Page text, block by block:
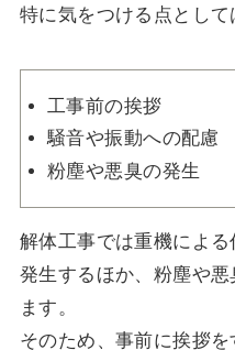
特に気をつける点として
工事前の挨拶
騒音や振動への配慮
粉塵や悪臭の発生
解体工事では重機によ
発生するほか、粉塵や
ます。
そのため、事前に挨拶